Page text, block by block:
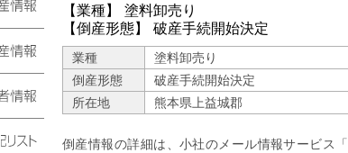
【業種】 塗料卸売り
【倒産形態】 破産手続開始決定
業種
塗料卸売り
倒産形態
破産手続開始決定
所在地
熊本県上益城郡
倒産情報の詳細は、小社のメール情報サービス「